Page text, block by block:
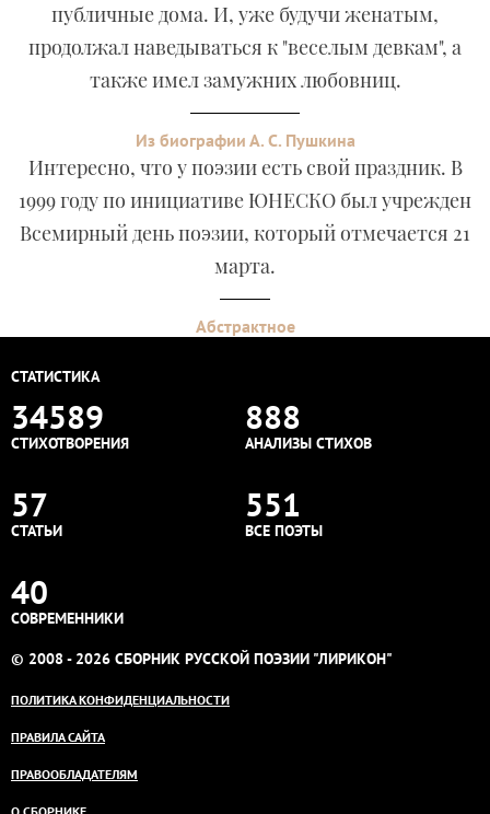
публичные дома. И, уже будучи женатым,
продолжал наведываться к "веселым девкам", а
также имел замужних любовниц.
Из биографии А. С. Пушкина
Интересно, что у поэзии есть свой праздник. В
1999 году по инициативе ЮНЕСКО был учрежден
Всемирный день поэзии, который отмечается 21
марта.
Абстрактное
СТАТИСТИКА
34589
СТИХОТВОРЕНИЯ
888
АНАЛИЗЫ СТИХОВ
57
СТАТЬИ
551
ВСЕ ПОЭТЫ
40
СОВРЕМЕННИКИ
© 2008 - 2026 СБОРНИК РУССКОЙ ПОЭЗИИ "ЛИРИКОН"
ПОЛИТИКА КОНФИДЕНЦИАЛЬНОСТИ
ПРАВИЛА САЙТА
ПРАВООБЛАДАТЕЛЯМ